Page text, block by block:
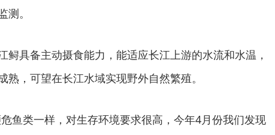
。
鲟具备主动摄食能力，能适应长江上游的水流和水温，
熟，可望在长江水域实现野外自然繁殖。
鱼类一样，对生存环境要求很高，今年4月份我们发现